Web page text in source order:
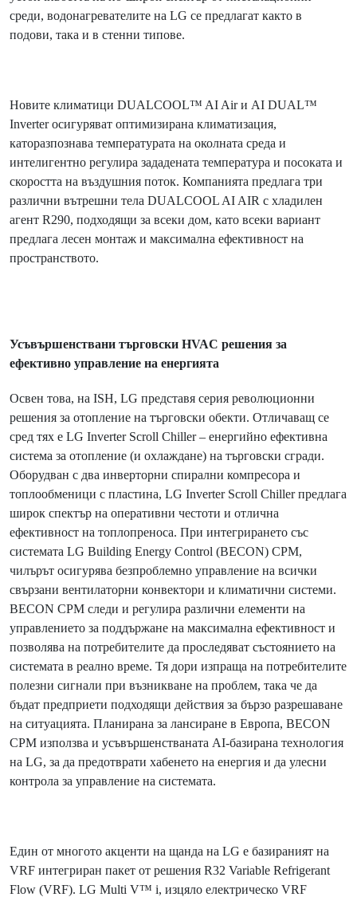
среди, водонагревателите на LG се предлагат както в
подови, така и в стенни типове.
Новите климатици DUALCOOL™ AI Air и AI DUAL™
Inverter осигуряват оптимизирана климатизация,
каторазпознава температурата на околната среда и
интелигентно регулира зададената температура и посоката и
скоростта на въздушния поток. Компанията предлага три
различни вътрешни тела DUALCOOL AI AIR с хладилен
агент R290, подходящи за всеки дом, като всеки вариант
предлага лесен монтаж и максимална ефективност на
пространството.
Усъвършенствани търговски HVAC решения за
ефективно управление на енергията
Освен това, на ISH, LG представя серия революционни
решения за отопление на търговски обекти. Отличаващ се
сред тях е LG Inverter Scroll Chiller – енергийно ефективна
система за отопление (и охлаждане) на търговски сгради.
Оборудван с два инверторни спирални компресора и
топлообменици с пластина, LG Inverter Scroll Chiller предлага
широк спектър на оперативни честоти и отлична
ефективност на топлопреноса. При интегрирането със
системата LG Building Energy Control (BECON) CPM,
чилърът осигурява безпроблемно управление на всички
свързани вентилаторни конвектори и климатични системи.
BECON CPM следи и регулира различни елементи на
управлението за поддържане на максимална ефективност и
позволява на потребителите да проследяват състоянието на
системата в реално време. Тя дори изпраща на потребителите
полезни сигнали при възникване на проблем, така че да
бъдат предприети подходящи действия за бързо разрешаване
на ситуацията. Планирана за лансиране в Европа, BECON
CPM използва и усъвършенстваната AI-базирана технология
на LG, за да предотврати хабенето на енергия и да улесни
контрола за управление на системата.
Един от многото акценти на щанда на LG е базираният на
VRF интегриран пакет от решения R32 Variable Refrigerant
Flow (VRF). LG Multi V™ i, изцяло електрическо VRF